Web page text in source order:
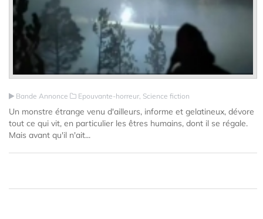
Bande Annonce Epouvante-horreur, Science fiction
Un monstre étrange venu d'ailleurs, informe et gelatineux, dévore
tout ce qui vit, en particulier les êtres humains, dont il se régale.
Mais avant qu'il n'ait...